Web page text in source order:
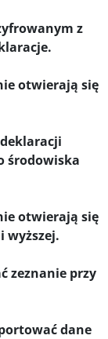
z
otwierają się
deklaracji
środowiska
otwierają się
wyższej.
zeznanie przy
dane